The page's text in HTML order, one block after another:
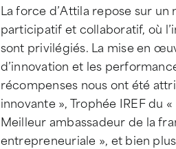
La force d’Attila repose sur
participatif et collaboratif, où
sont privilégiés. La mise en
d’innovation et les
récompenses nous ont été
innovante », Trophée IREF du
Meilleur ambassadeur de la
entrepreneuriale », et bien